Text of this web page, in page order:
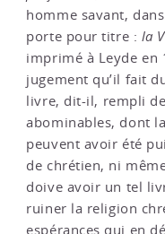
homme savant,
porte pour titre : la
imprimé à Leyde en
jugement qu’il fait
livre, dit-il, rempli
abominables, dont
peuvent avoir été
de chrétien, ni
doive avoir un tel
ruiner la religion
espérances qui en